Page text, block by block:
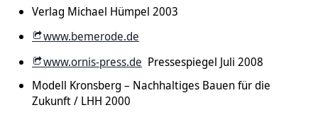
Verlag Michael Hümpel 2003
www.bemerode.de
www.ornis-press.de Pressespiegel Juli 2008
Modell Kronsberg – Nachhaltiges Bauen für die
Zukunft / LHH 2000